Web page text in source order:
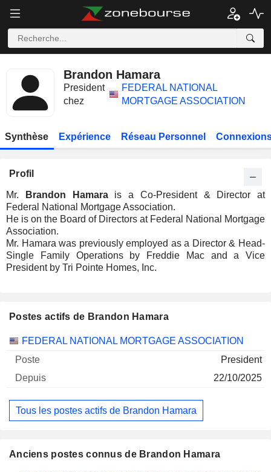
Brandon Hamara
President
chez
FEDERAL NATIONAL
MORTGAGE ASSOCIATION
Synthèse Expérience Réseau Personnel
Profil
Mr. Brandon Hamarais a Co-President & Director at
Federal National Mortgage Association.
He is on the Board of Directors at Federal National Mortgage
Association.
Mr. Hamara was previously employed as a Director & Head-
Single Family Operations by Freddie Mac and a Vice
President by Tri Pointe Homes, Inc.
Postes actifs de Brandon Hamara
Sociétés Poste Début
FEDERAL NATIONAL MORTGAGE ASSOCIATION
President
22/10/2025
Tous les postes actifs de Brandon Hamara
Anciens postes connus de Brandon Hamara